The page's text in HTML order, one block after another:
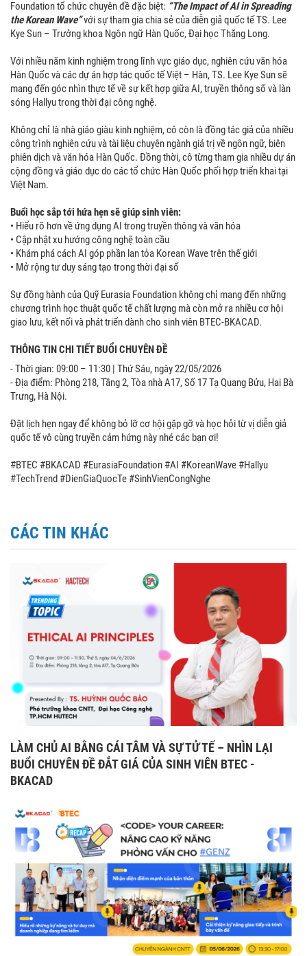
Foundation tổ chức chuyên đề đặc biệt: “The Impact of AI in Spreading
the Korean Wave”với sự tham gia chia sẻ của diễn giả quốc tế TS. Lee
Kye Sun – Trưởng khoa Ngôn ngữ Hàn Quốc, Đại học Thăng Long.
Với nhiều năm kinh nghiệm trong lĩnh vực giáo dục, nghiên cứu văn hóa
Hàn Quốc và các dự án hợp tác quốc tế Việt – Hàn, TS. Lee Kye Sun sẽ
mang đến góc nhìn thực tế về sự kết hợp giữa AI, truyền thông số và làn
sóng Hallyu trong thời đại công nghệ.
Không chỉ là nhà giáo giàu kinh nghiệm, cô còn là đồng tác giả của nhiều
công trình nghiên cứu và tài liệu chuyên ngành giá trị về ngôn ngữ, biên
phiên dịch và văn hóa Hàn Quốc. Đồng thời, cô từng tham gia nhiều dự án
cộng đồng và giáo dục do các tổ chức Hàn Quốc phối hợp triển khai tại
Việt Nam.
Buổi học sắp tới hứa hẹn sẽ giúp sinh viên:
• Hiểu rõ hơn về ứng dụng AI trong truyền thông và văn hóa
• Cập nhật xu hướng công nghệ toàn cầu
• Khám phá cách AI góp phần lan tỏa Korean Wave trên thế giới
• Mở rộng tư duy sáng tạo trong thời đại số
Sự đồng hành của Quỹ Eurasia Foundation không chỉ mang đến những
chương trình học thuật quốc tế chất lượng mà còn mở ra nhiều cơ hội
giao lưu, kết nối và phát triển dành cho sinh viên BTEC-BKACAD.
THÔNG TIN CHI TIẾT BUỔI CHUYÊN ĐỀ
- Thời gian: 09:00 – 11:30 | Thứ Sáu, ngày 22/05/2026
- Địa điểm: Phòng 218, Tầng 2, Tòa nhà A17, Số 17 Tạ Quang Bửu, Hai Bà
Trưng, Hà Nội.
Đặt lịch hẹn ngay để không bỏ lỡ cơ hội gặp gỡ và học hỏi từ vị diễn giả
quốc tế vô cùng truyền cảm hứng này nhé các bạn ơi!
#BTEC #BKACAD #EurasiaFoundation #AI #KoreanWave #Hallyu
#TechTrend #DienGiaQuocTe #SinhVienCongNghe
CÁC TIN KHÁC
LÀM CHỦ AI BẰNG CÁI TÂM VÀ SỰ TỬ TẾ – NHÌN LẠI
BUỔI CHUYÊN ĐỀ ĐẮT GIÁ CỦA SINH VIÊN BTEC -
BKACAD